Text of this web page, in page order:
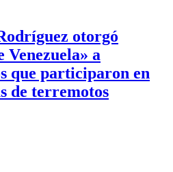
otorgó
Venezuela» a
que participaron en
de terremotos